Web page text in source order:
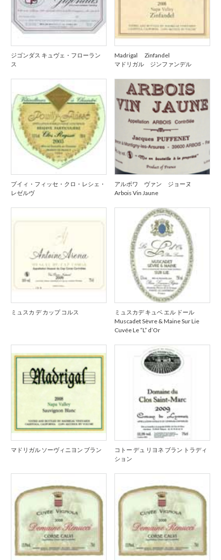
ジゴンダス キュヴェ・フローラン
ス
Madrigal Zinfandel
マドリガル ジンファンデル
プイィ・フィッセ・クロ・レシェ・
レゼルヴ
アルボワ ヴァン ジョーヌ
Arbois Vin Jaune
ミュスカ デ カップ コルス
ミュスカデ キュベ エル ドール
Muscadet Sèvre & Maine Sur Lie
Cuvée Le “L” d’Or
マドリガル ソーヴィニヨン ブラン
コトー デュ リヨネ ブラン トラディ
ション